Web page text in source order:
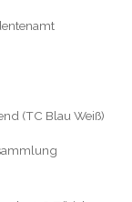
Blau Weiß)